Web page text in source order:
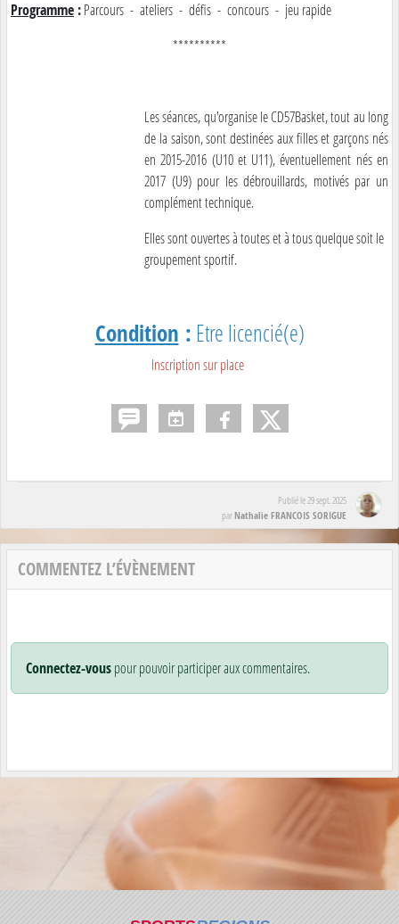
Programme :Parcours - ateliers - défis - concours - jeu rapide
**********
Les séances, qu'organise le CD57Basket, tout au long
de la saison, sont destinées aux filles et garçons nés
en 2015-2016 (U10 et U11), éventuellement nés en
2017 (U9) pour les débrouillards, motivés par un
complément technique.
Elles sont ouvertes à toutes et à tous quelque soit le
groupement sportif.
Condition : Etre licencié(e)
Inscription sur place
Publié le29 sept. 2025
parNathalie FRANCOIS SORIGUE
COMMENTEZ L’ÉVÈNEMENT
Connectez-vouspour pouvoir participer aux commentaires.